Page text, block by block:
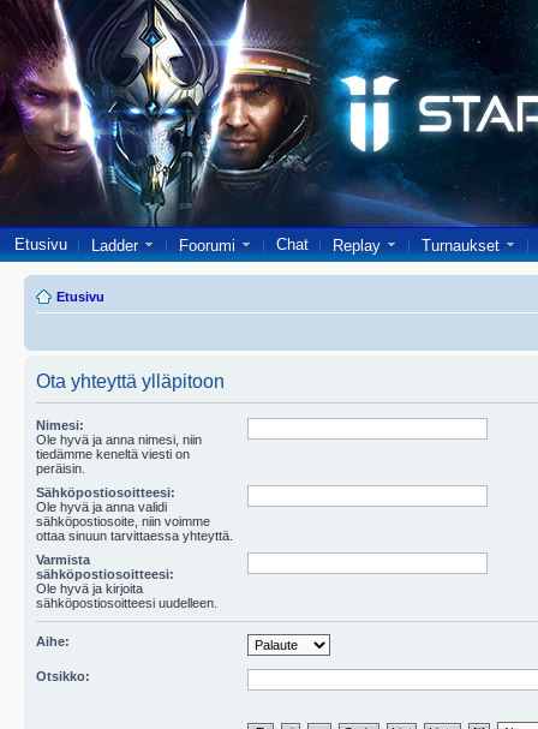
Etusivu Ladder Foorumi Chat Replay Turnaukset
Etusivu
Ota yhteyttä ylläpitoon
Nimesi:
Ole hyvä ja anna nimesi, niin
tiedämme keneltä viesti on
peräisin.
Sähköpostiosoitteesi:
Ole hyvä ja anna validi
sähköpostiosoite, niin voimme
ottaa sinuun tarvittaessa yhteyttä.
Varmista
sähköpostiosoitteesi:
Ole hyvä ja kirjoita
sähköpostiosoitteesi uudelleen.
Aihe:
Otsikko: